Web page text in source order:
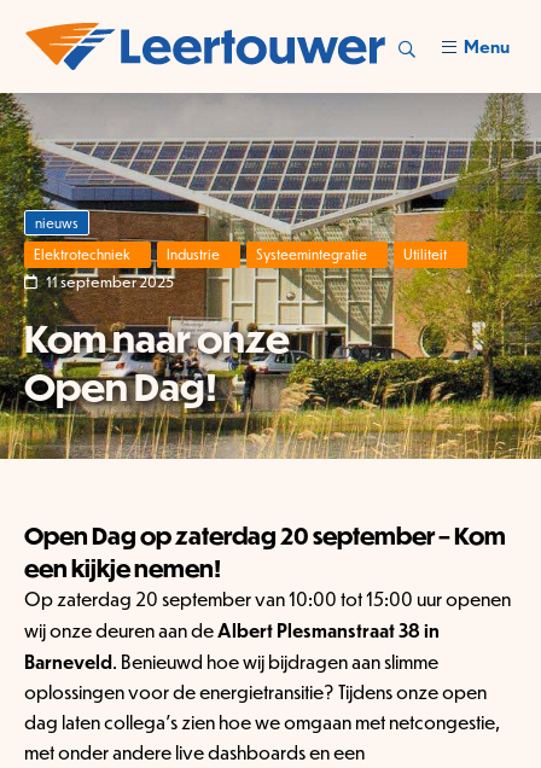
Menu
Kom naar onze
Open Dag!
nieuws
Elektrotechniek
Industrie Systeemintegratie Utiliteit
11 september 2025
Open Dag op zaterdag 20 september – Kom
een kijkje nemen!
Op zaterdag 20 september van 10:00 tot 15:00 uur openen
wij onze deuren aan deAlbert Plesmanstraat 38 in
Barneveld. Benieuwd hoe wij bijdragen aan slimme
oplossingen voor de energietransitie? Tijdens onze open
dag laten collega’s zien hoe we omgaan met netcongestie,
met onder andere live dashboards en een